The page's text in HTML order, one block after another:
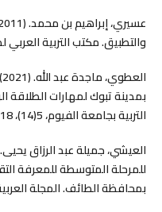
والتطبيق. مكتب التربية العربي
بمدينة تبوك لمهارات
التربية بجامعة الفيوم، 5(14)، 118- 146.
للمرحلة المتوسطة للمعرفة
بمحافظة الطائف. المجلة العربية للنشر